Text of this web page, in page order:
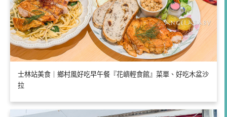
士林站美食｜鄉村風好吃早午餐『花嶼輕食館』菜單、好吃木盆沙
拉